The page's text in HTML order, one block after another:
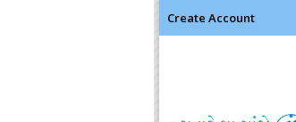
Create Account